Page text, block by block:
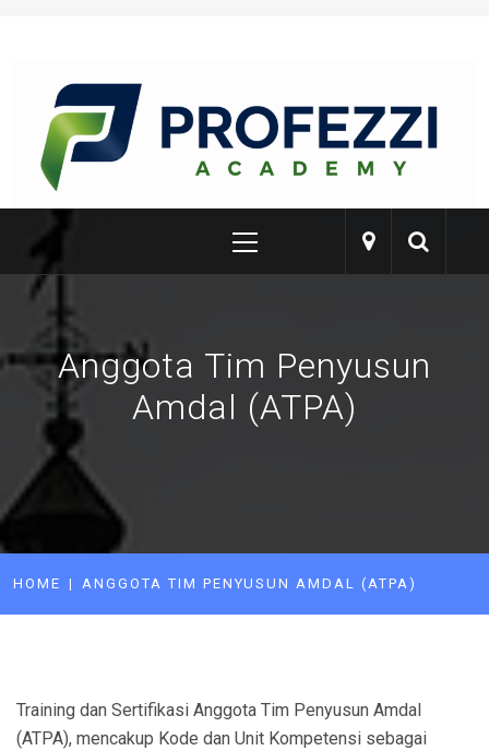
PROFEZZI
Menu
Anggota Tim Penyusun
Amdal (ATPA)
HOME ANGGOTA TIM PENYUSUN AMDAL (ATPA)
Training dan Sertifikasi Anggota Tim Penyusun Amdal
(ATPA), mencakup Kode dan Unit Kompetensi sebagai